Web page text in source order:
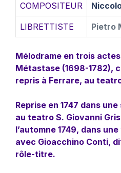
COMPOSITEUR
LIBRETTISTE Pietro
Mélodrame en trois
Métastase (1698-1782),
repris à Ferrare, au
Reprise en 1747 dans
au teatro S. Giovanni
l’automne 1749, dans
avec Gioacchino Conti,
rôle-titre.